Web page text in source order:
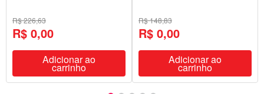
R$ 226,63
R$ 0,00
Adicionar ao
carrinho
R$ 148,83
R$ 0,00
Adicionar ao
carrinho